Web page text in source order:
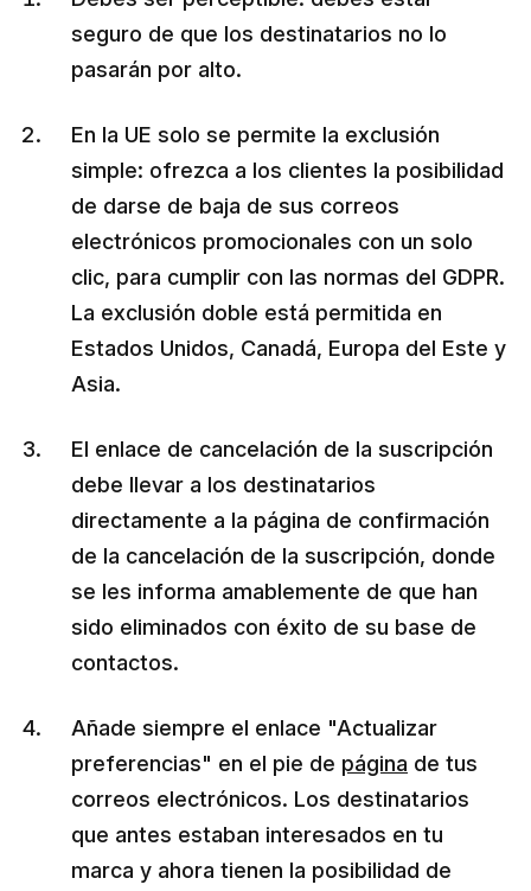
seguro de que los destinatarios no lo
pasarán por alto.
En la UE solo se permite la exclusión
simple: ofrezca a los clientes la posibilidad
de darse de baja de sus correos
electrónicos promocionales con un solo
clic, para cumplir con las normas del GDPR.
La exclusión doble está permitida en
Estados Unidos, Canadá, Europa del Este y
Asia.
El enlace de cancelación de la suscripción
debe llevar a los destinatarios
directamente a la página de confirmación
de la cancelación de la suscripción, donde
se les informa amablemente de que han
sido eliminados con éxito de su base de
contactos.
Añade siempre el enlace "Actualizar
preferencias" en el pie de página de tus
correos electrónicos. Los destinatarios
que antes estaban interesados en tu
marca y ahora tienen la posibilidad de